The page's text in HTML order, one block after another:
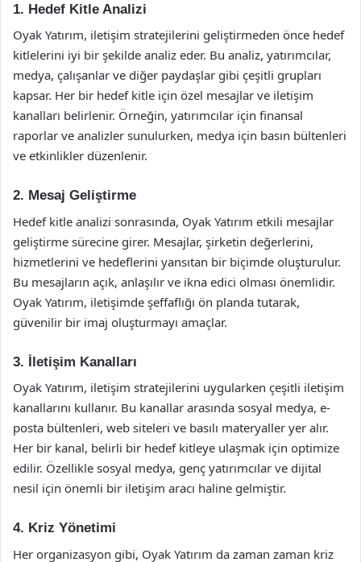
1. Hedef Kitle Analizi
Oyak Yatırım, iletişim stratejilerini geliştirmeden önce hedef
kitlelerini iyi bir şekilde analiz eder. Bu analiz, yatırımcılar,
medya, çalışanlar ve diğer paydaşlar gibi çeşitli grupları
kapsar. Her bir hedef kitle için özel mesajlar ve iletişim
kanalları belirlenir. Örneğin, yatırımcılar için finansal
raporlar ve analizler sunulurken, medya için basın bültenleri
ve etkinlikler düzenlenir.
2. Mesaj Geliştirme
Hedef kitle analizi sonrasında, Oyak Yatırım etkili mesajlar
geliştirme sürecine girer. Mesajlar, şirketin değerlerini,
hizmetlerini ve hedeflerini yansıtan bir biçimde oluşturulur.
Bu mesajların açık, anlaşılır ve ikna edici olması önemlidir.
Oyak Yatırım, iletişimde şeffaflığı ön planda tutarak,
güvenilir bir imaj oluşturmayı amaçlar.
3. İletişim Kanalları
Oyak Yatırım, iletişim stratejilerini uygularken çeşitli iletişim
kanallarını kullanır. Bu kanallar arasında sosyal medya, e-
posta bültenleri, web siteleri ve basılı materyaller yer alır.
Her bir kanal, belirli bir hedef kitleye ulaşmak için optimize
edilir. Özellikle sosyal medya, genç yatırımcılar ve dijital
nesil için önemli bir iletişim aracı haline gelmiştir.
4. Kriz Yönetimi
Her organizasyon gibi, Oyak Yatırım da zaman zaman kriz